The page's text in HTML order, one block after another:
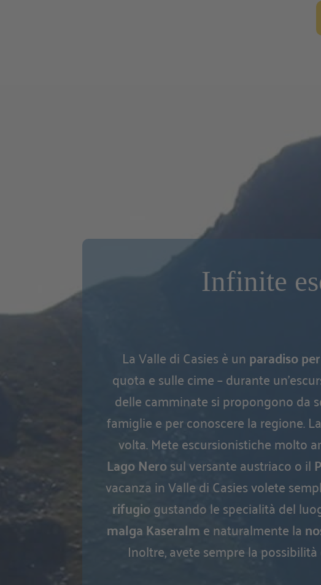
Infinite
La Valle di Casies è unparadiso
quota e sulle cime – durante
delle camminate si propongono da
famiglie e per conoscere la regione.
volta. Mete escursionistiche molto
Lago Nerosul versante austriaco o il
vacanza in Valle di Casies volete
rifugiogustando le specialità del
malga Kaseralme naturalmente la
Inoltre, avete sempre la